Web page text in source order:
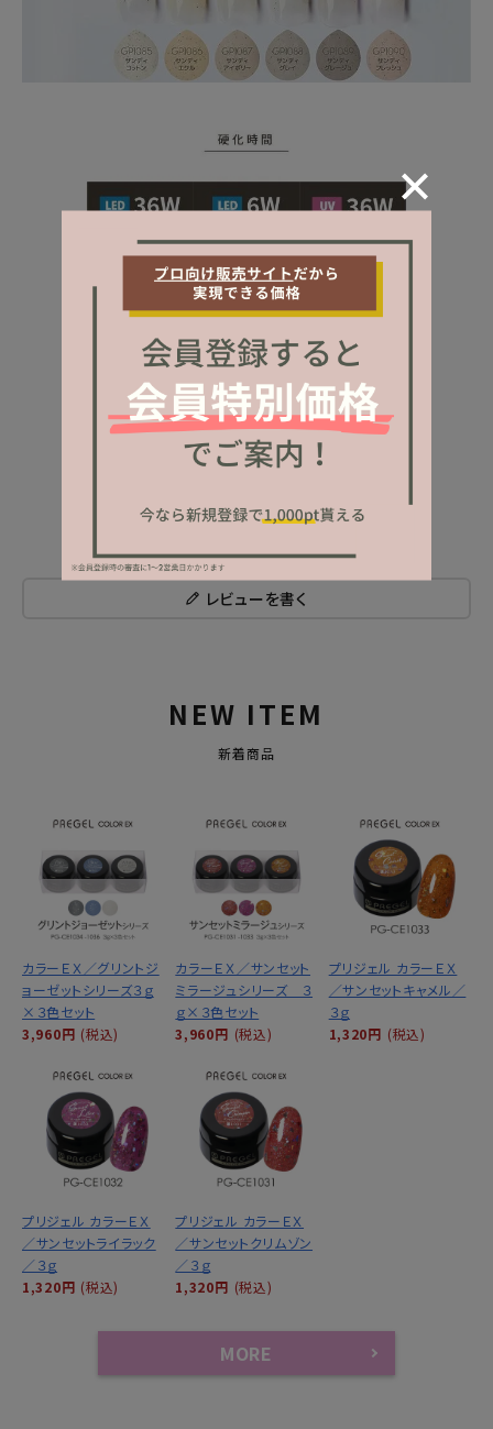
レビューを書く
NEW ITEM
新着商品
カラーＥＸ／グリントジ
ョーゼットシリーズ３ｇ
×３色セット
3,960円 (税込)
カラーＥＸ／サンセット
ミラージュシリーズ ３
ｇ×３色セット
3,960円 (税込)
プリジェル カラーＥＸ
／サンセットキャメル／
３ｇ
1,320円 (税込)
プリジェル カラーＥＸ
／サンセットライラック
／３ｇ
1,320円 (税込)
プリジェル カラーＥＸ
／サンセットクリムゾン
／３ｇ
1,320円 (税込)
MORE